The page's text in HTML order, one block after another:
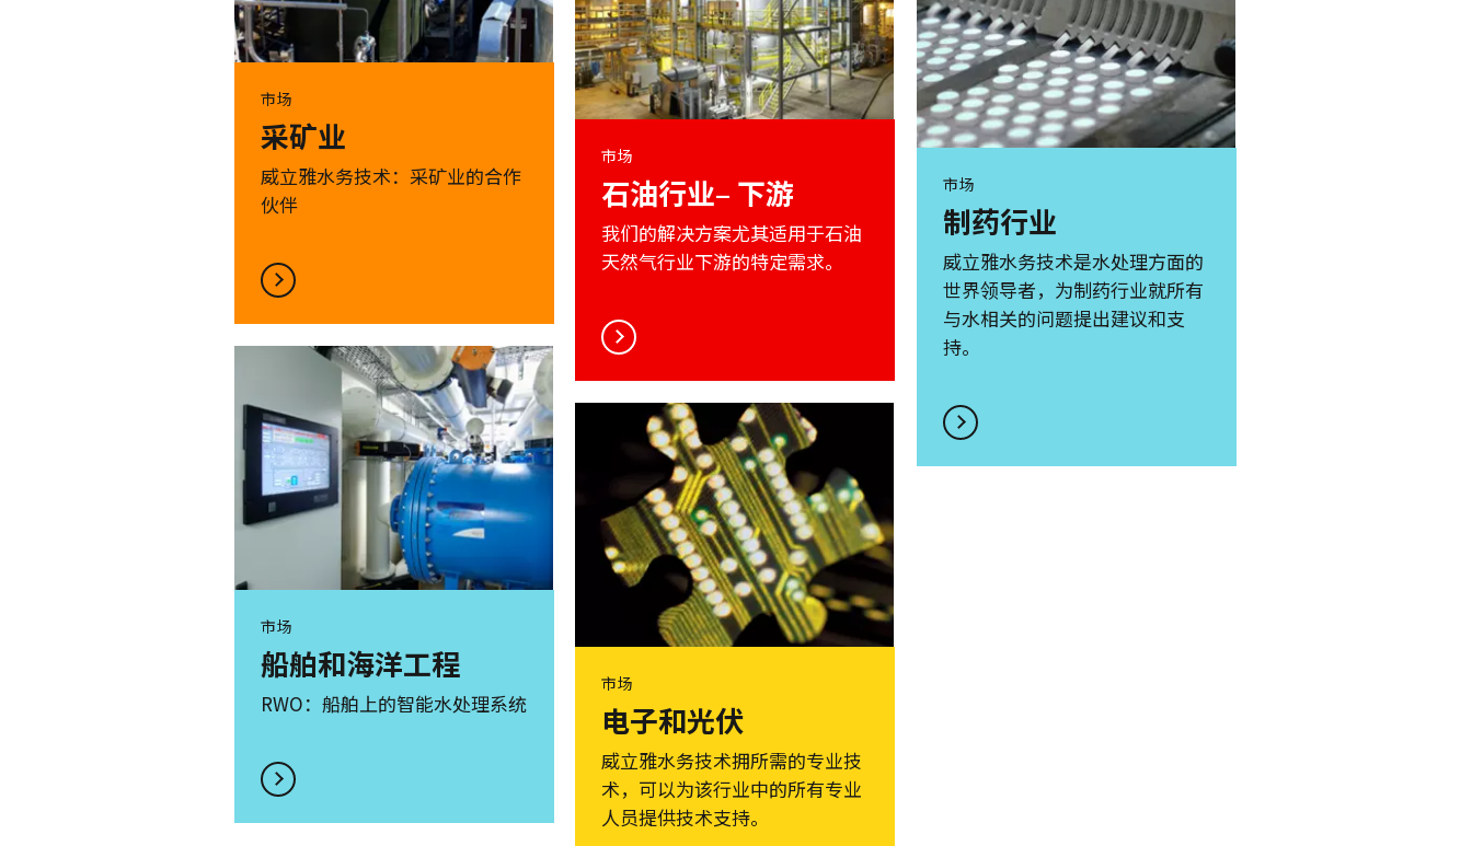
市场
采矿业
威立雅水务技术：采矿业的合作
伙伴
市场
石油行业– 下游
我们的解决方案尤其适用于石油
天然气行业下游的特定需求。
市场
制药行业
威立雅水务技术是水处理方面的
世界领导者，为制药行业就所有
与水相关的问题提出建议和支
持。
市场
船舶和海洋工程
RWO：船舶上的智能水处理系统
市场
电子和光伏
威立雅水务技术拥所需的专业技
术，可以为该行业中的所有专业
人员提供技术支持。